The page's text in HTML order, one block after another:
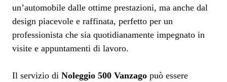
un’automobile dalle ottime prestazioni, ma anche dal
design piacevole e raffinata, perfetto per un
professionista che sia quotidianamente impegnato in
visite e appuntamenti di lavoro.
Il servizio di Noleggio 500 Vanzago può essere